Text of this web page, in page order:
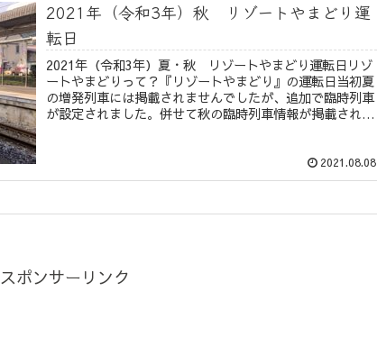
2021年（令和3年）秋 リゾートやまどり運
転日
2021年（令和3年）夏・秋 リゾートやまどり運転日リゾ
ートやまどりって？『リゾートやまどり』の運転日当初夏
の増発列車には掲載されませんでしたが、追加で臨時列車
が設定されました。併せて秋の臨時列車情報が掲載されま
2021.08.08
スポンサーリンク